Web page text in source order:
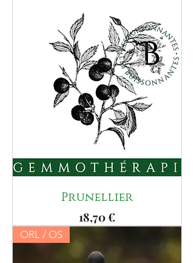
Prunellier
Prix
18,70 €
ORL / OS